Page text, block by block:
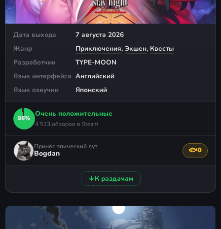
Дата выхода
7 августа 2026
Жанр
Приключения, Экшен, Квесты
Разработчик
TYPE-MOON
Язык интерфейса Английский
Язык озвучки
Японский
96%
Очень положительные
4 513 обзоров в Steam
Принёс эпический лут
Bogdan 🐟0
↓К раздачам